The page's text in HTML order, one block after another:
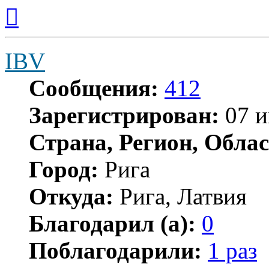
началу
IBV
Сообщения: 412
Зарегистрирован: 07
Страна, Регион,
Город: Рига
Откуда: Рига, Латвия
Благодарил (а): 0
Поблагодарили: 1 раз